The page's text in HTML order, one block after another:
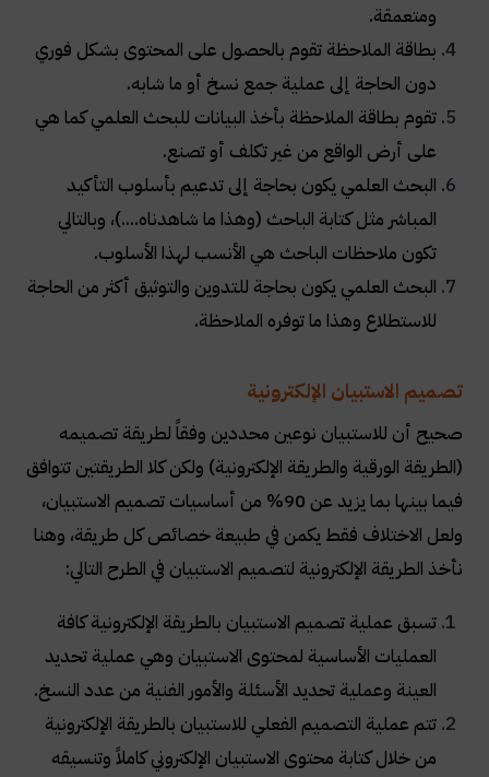
ومتعمقة.
بطاقة الملاحظة تقوم بالحصول على المحتوى بشكل فوري
دون الحاجة إلى عملية جمع نسخ أو ما شابه.
تقوم بطاقة الملاحظة بأخذ البيانات للبحث العلمي كما هي
على أرض الواقع من غير تكلف أو تصنع.
البحث العلمي يكون بحاجة إلى تدعيم بأسلوب التأكيد
المباشر مثل كتابة الباحث (وهذا ما شاهدناه....)، وبالتالي
تكون ملاحظات الباحث هي الأنسب لهذا الأسلوب.
البحث العلمي يكون بحاجة للتدوين والتوثيق أكثر من الحاجة
للاستطلاع وهذا ما توفره الملاحظة.
تصميم الاستبيان الإلكترونية
صحيح أن للاستبيان نوعين محددين وفقاً لطريقة تصميمه
(الطريقة الورقية والطريقة الإلكترونية) ولكن كلا الطريقتين تتوافق
فيما بينها بما يزيد عن 90% من أساسيات تصميم الاستبيان،
ولعل الاختلاف فقط يكمن في طبيعة خصائص كل طريقة، وهنا
نأخذ الطريقة الإلكترونية لتصميم الاستبيان في الطرح التالي:
تسبق عملية تصميم الاستبيان بالطريقة الإلكترونية كافة
العمليات الأساسية لمحتوى الاستبيان وهي عملية تحديد
العينة وعملية تحديد الأسئلة والأمور الفنية من عدد النسخ.
تتم عملية التصميم الفعلي للاستبيان بالطريقة الإلكترونية
من خلال كتابة محتوى الاستبيان الإلكتروني كاملاً وتنسيقه